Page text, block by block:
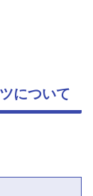
について